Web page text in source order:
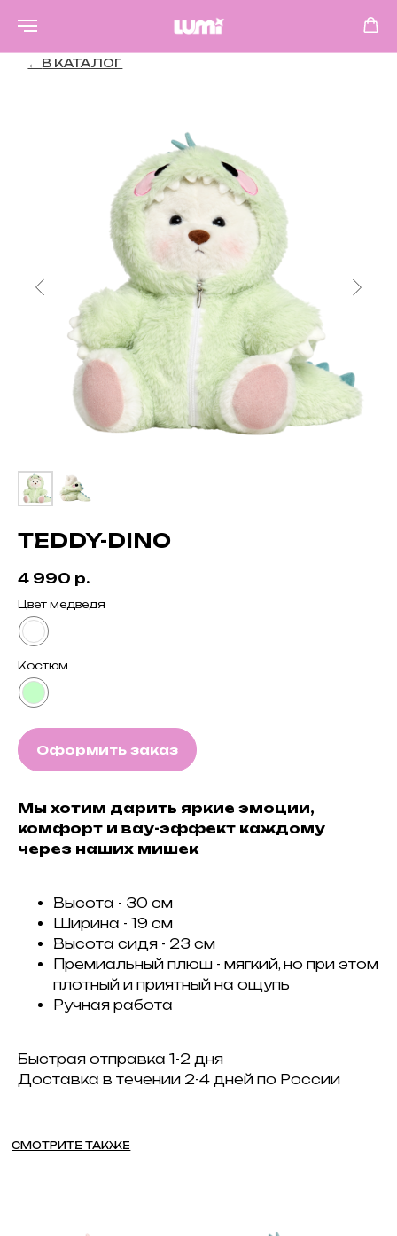
←В КАТАЛОГ
TEDDY-DINO
4 990 р.
Цвет медведя
Костюм
Оформить заказ
Мы хотим дарить яркие эмоции,
комфорт и вау-эффект каждому
через наших мишек
Высота - 30 см
Ширина - 19 см
Высота сидя - 23 см
Премиальный плюш - мягкий, но при этом
плотный и приятный на ощупь
Ручная работа
Быстрая отправка 1-2 дня
Доставка в течении 2-4 дней по России
CМОТРИТЕ ТАКЖЕ